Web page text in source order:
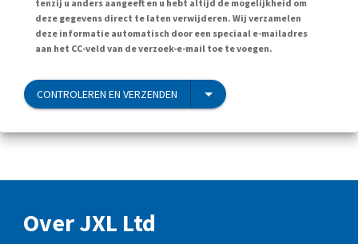
tenzij u anders aangeeft en u hebt altijd de mogelijkheid om
deze gegevens direct te laten verwijderen. Wij verzamelen
deze informatie automatisch door een speciaal e-mailadres
aan het CC-veld van de verzoek-e-mail toe te voegen.
CONTROLEREN EN VERZENDEN
Over JXL Ltd